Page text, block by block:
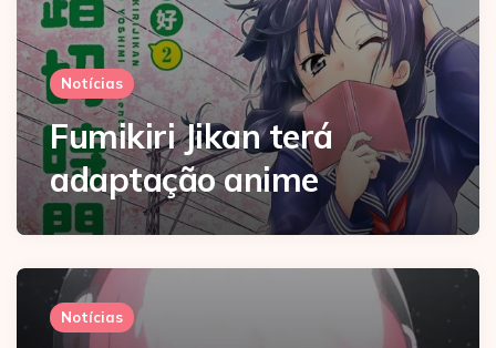
Notícias
Fumikiri Jikan terá
adaptação anime
Notícias